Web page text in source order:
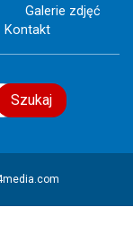
Galerie zdjęć
Kontakt
Szukaj